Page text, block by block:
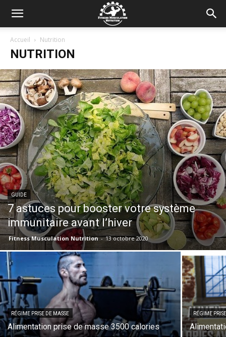
Accueil Nutrition
NUTRITION
GUIDE
7 astuces pour booster votre système
immunitaire avant l’hiver
Fitness Musculation Nutrition - 13 octobre 2020
RÉGIME PRISE DE MASSE
Alimentation prise de masse 3500 calories
RÉGIME